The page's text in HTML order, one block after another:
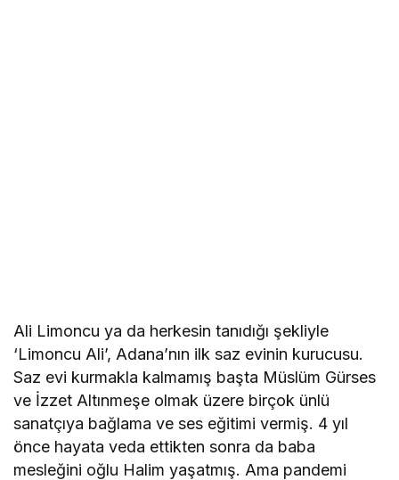
Ali Limoncu ya da herkesin tanıdığı şekliyle
‘Limoncu Ali’, Adana’nın ilk saz evinin kurucusu.
Saz evi kurmakla kalmamış başta Müslüm Gürses
ve İzzet Altınmeşe olmak üzere birçok ünlü
sanatçıya bağlama ve ses eğitimi vermiş. 4 yıl
önce hayata veda ettikten sonra da baba
mesleğini oğlu Halim yaşatmış. Ama pandemi